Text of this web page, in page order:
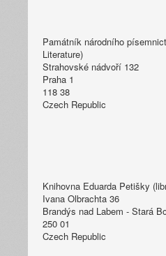
Památník národního
Literature)
Strahovské nádvoří 132
Praha 1
118 38
Czech Republic
Knihovna Eduarda Petišky
Ivana Olbrachta 36
Brandýs nad Labem - Stará
250 01
Czech Republic